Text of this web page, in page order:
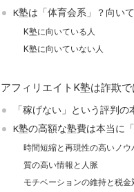
K塾は「体育会系」？向い
K塾に向いている人
K塾に向いていない人
アフィリエイトK塾は詐欺
「稼げない」という評判の
K塾の高額な塾費は本当に
時間短縮と再現性の高いノウ
質の高い情報と人脈
モチベーションの維持と税金